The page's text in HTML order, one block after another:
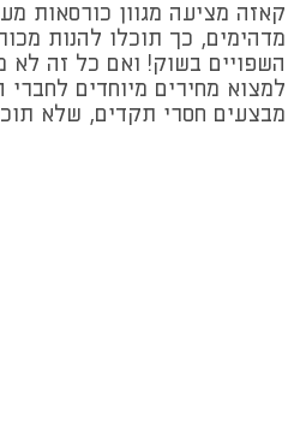
קאזה מציעה מגוון כורסאות
מדהימים, כך תוכלו להנות
השפויים בשוק! ואם כל זה לא
למצוא מחירים מיוחדים לחברי
מבצעים חסרי תקדים, שלא